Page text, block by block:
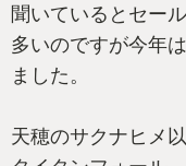
聞いているとセー
多いのですが今年
ました。
天穂のサクナヒメ